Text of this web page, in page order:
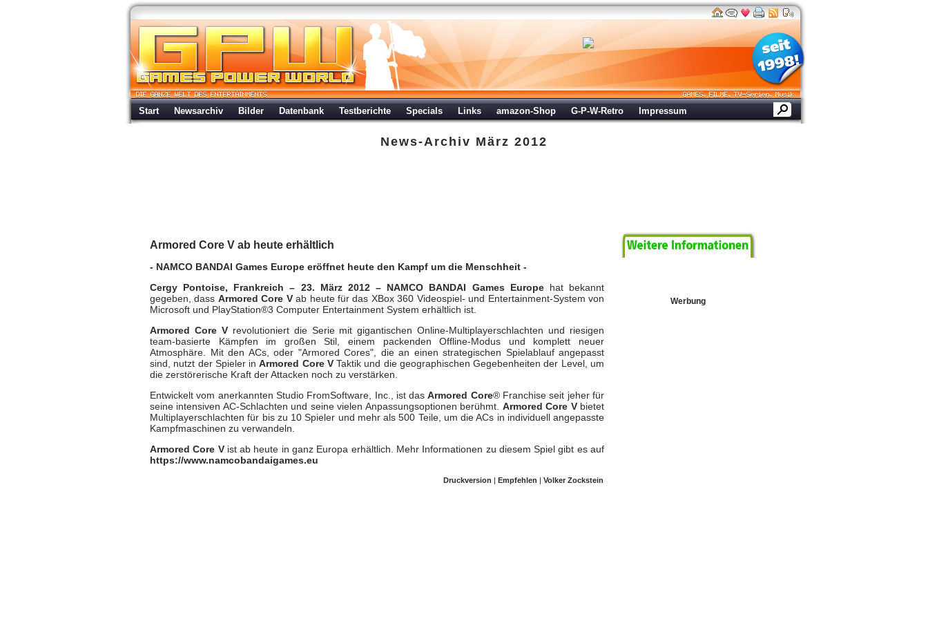
Start Newsarchiv Bilder Datenbank Testberichte Specials Links amazon-Shop G-P-W-Retro Impressum
News-Archiv März 2012
Armored Core V ab heute erhältlich
- NAMCO BANDAI Games Europe eröffnet heute den Kampf um die Menschheit -
Cergy Pontoise, Frankreich – 23. März 2012 – NAMCO BANDAI Games Europe hat bekannt
gegeben, dass Armored Core Vab heute für das XBox 360 Videospiel- und Entertainment-System von
Microsoft und PlayStation®3 Computer Entertainment System erhältlich ist.
Armored Core Vrevolutioniert die Serie mit gigantischen Online-Multiplayerschlachten und riesigen
team-basierte Kämpfen im großen Stil, einem packenden Offline-Modus und komplett neuer
Atmosphäre. Mit den ACs, oder "Armored Cores", die an einen strategischen Spielablauf angepasst
sind, nutzt der Spieler inArmored Core VTaktik und die geographischen Gegebenheiten der Level, um
die zerstörerische Kraft der Attacken noch zu verstärken.
Entwickelt vom anerkannten Studio FromSoftware, Inc., ist dasArmored Core® Franchise seit jeher für
seine intensiven AC-Schlachten und seine vielen Anpassungsoptionen berühmt. Armored Core Vbietet
Multiplayerschlachten für bis zu 10 Spieler und mehr als 500 Teile, um die ACs in individuell angepasste
Kampfmaschinen zu verwandeln.
Armored Core Vist ab heute in ganz Europa erhältlich. Mehr Informationen zu diesem Spiel gibt es auf
https://www.namcobandaigames.eu
Druckversion | Empfehlen | Volker Zockstein
Werbung